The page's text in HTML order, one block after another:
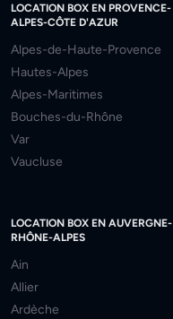
LOCATION BOX EN PROVENCE-
ALPES-CÔTE D'AZUR
Alpes-de-Haute-Provence
Hautes-Alpes
Alpes-Maritimes
Bouches-du-Rhône
Var
Vaucluse
LOCATION BOX EN AUVERGNE-
RHÔNE-ALPES
Ain
Allier
Ardèche